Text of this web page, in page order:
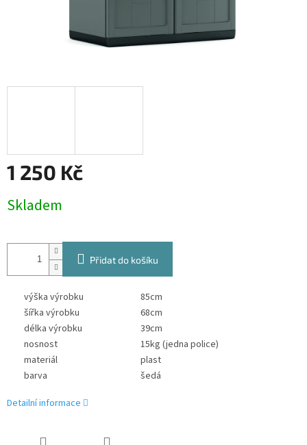
1 250 Kč
cena:
Skladem
Přidat do košíku
výška výrobku
85cm
šířka výrobku
68cm
délka výrobku
39cm
nosnost
15kg (jedna police)
materiál
plast
barva
šedá
Detailní informace